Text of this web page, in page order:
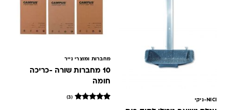
NICI-ניקי
מחברות ומוצרי נייר
10 מחברות שורה -כריכה
חומה
(3)